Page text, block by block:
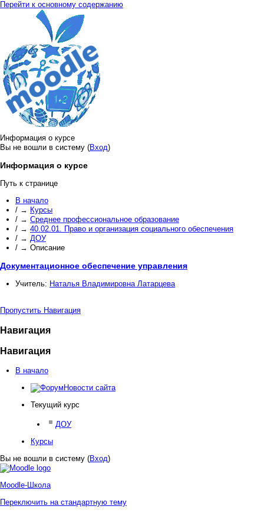
Перейти к основному содержанию
Информация о курсе
Вы не вошли в систему (Вход)
Информация о курсе
Путь к странице
В начало
/ → Курсы
/ → Среднее профессиональное образование
/ → 40.02.01. Право и организация социального обеспечения
/ → ДОУ
/ → Описание
Документационное обеспечение управления
Учитель: Наталья Владимировна Латарцева
Пропустить Навигация
Навигация
Навигация
В начало
Новости сайта
Текущий курс
ДОУ
Курсы
Вы не вошли в систему (Вход)
Moodle-Школа
Переключить на стандартную тему